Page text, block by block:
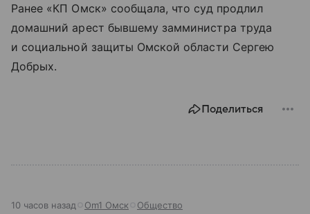
Ранее «КП Омск» сообщала, что суд продлил
домашний арест бывшему замминистра труда
и социальной защиты Омской области Сергею
Добрых.
Поделиться
10 часов назад Om1 Омск Общество